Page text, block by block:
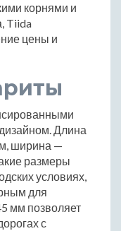
корнями и
Tiida
цены и
Длина
ширина —
размеры
условиях,
для
мм позволяет
с